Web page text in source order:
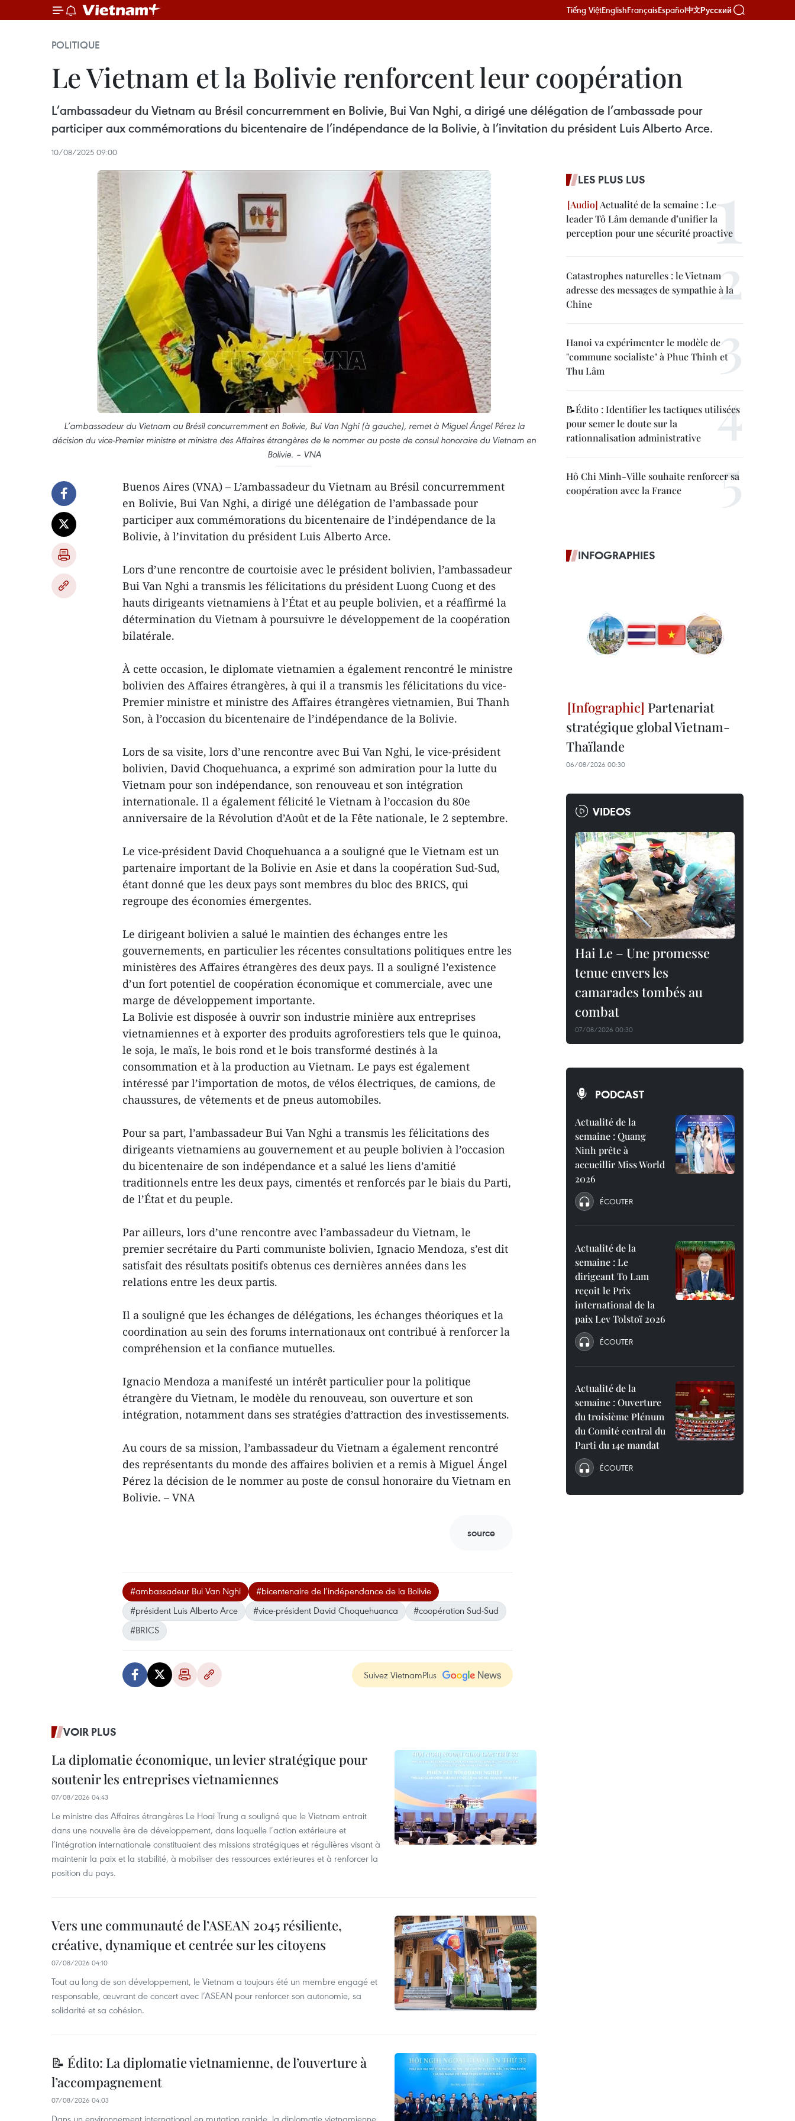
Tiếng ViệtEnglishFrançaisEspañol中文Русский
POLITIQUE
Le Vietnam et la Bolivie renforcent leur coopération
L’ambassadeur du Vietnam au Brésil concurremment en Bolivie, Bui Van Nghi, a dirigé une délégation de l’ambassade pour
participer aux commémorations du bicentenaire de l’indépendance de la Bolivie, à l’invitation du président Luis Alberto Arce.
10/08/2025 09:00
L’ambassadeur du Vietnam au Brésil concurremment en Bolivie, Bui Van Nghi (à gauche), remet à Miguel Ángel Pérez la
décision du vice-Premier ministre et ministre des Affaires étrangères de le nommer au poste de consul honoraire du Vietnam en
Bolivie. – VNA
Buenos Aires (VNA) – L’ambassadeur du Vietnam au Brésil concurremment
en Bolivie, Bui Van Nghi, a dirigé une délégation de l’ambassade pour
participer aux commémorations du bicentenaire de l’indépendance de la
Bolivie, à l’invitation du président Luis Alberto Arce.
Lors d’une rencontre de courtoisie avec le président bolivien, l’ambassadeur
Bui Van Nghi a transmis les félicitations du président Luong Cuong et des
hauts dirigeants vietnamiens à l’État et au peuple bolivien, et a réaffirmé la
détermination du Vietnam à poursuivre le développement de la coopération
bilatérale.
À cette occasion, le diplomate vietnamien a également rencontré le ministre
bolivien des Affaires étrangères, à qui il a transmis les félicitations du vice-
Premier ministre et ministre des Affaires étrangères vietnamien, Bui Thanh
Son, à l’occasion du bicentenaire de l’indépendance de la Bolivie.
Lors de sa visite, lors d’une rencontre avec Bui Van Nghi, le vice-président
bolivien, David Choquehuanca, a exprimé son admiration pour la lutte du
Vietnam pour son indépendance, son renouveau et son intégration
internationale. Il a également félicité le Vietnam à l’occasion du 80e
anniversaire de la Révolution d’Août et de la Fête nationale, le 2 septembre.
Le vice-président David Choquehuanca a a souligné que le Vietnam est un
partenaire important de la Bolivie en Asie et dans la coopération Sud-Sud,
étant donné que les deux pays sont membres du bloc des BRICS, qui
regroupe des économies émergentes.
Le dirigeant bolivien a salué le maintien des échanges entre les
gouvernements, en particulier les récentes consultations politiques entre les
ministères des Affaires étrangères des deux pays. Il a souligné l’existence
d’un fort potentiel de coopération économique et commerciale, avec une
marge de développement importante.
La Bolivie est disposée à ouvrir son industrie minière aux entreprises
vietnamiennes et à exporter des produits agroforestiers tels que le quinoa,
le soja, le maïs, le bois rond et le bois transformé destinés à la
consommation et à la production au Vietnam. Le pays est également
intéressé par l’importation de motos, de vélos électriques, de camions, de
chaussures, de vêtements et de pneus automobiles.
Pour sa part, l’ambassadeur Bui Van Nghi a transmis les félicitations des
dirigeants vietnamiens au gouvernement et au peuple bolivien à l’occasion
du bicentenaire de son indépendance et a salué les liens d’amitié
traditionnels entre les deux pays, cimentés et renforcés par le biais du Parti,
de l’État et du peuple.
Par ailleurs, lors d’une rencontre avec l’ambassadeur du Vietnam, le
premier secrétaire du Parti communiste bolivien, Ignacio Mendoza, s’est dit
satisfait des résultats positifs obtenus ces dernières années dans les
relations entre les deux partis.
Il a souligné que les échanges de délégations, les échanges théoriques et la
coordination au sein des forums internationaux ont contribué à renforcer la
compréhension et la confiance mutuelles.
Ignacio Mendoza a manifesté un intérêt particulier pour la politique
étrangère du Vietnam, le modèle du renouveau, son ouverture et son
intégration, notamment dans ses stratégies d’attraction des investissements.
Au cours de sa mission, l’ambassadeur du Vietnam a également rencontré
des représentants du monde des affaires bolivien et a remis à Miguel Ángel
Pérez la décision de le nommer au poste de consul honoraire du Vietnam en
Bolivie. – VNA
source
#ambassadeur Bui Van Nghi
#bicentenaire de l’indépendance de la Bolivie
#président Luis Alberto Arce
#vice-président David Choquehuanca
#coopération Sud-Sud
#BRICS
Suivez VietnamPlus
VOIR PLUS
La diplomatie économique, un levier stratégique pour
soutenir les entreprises vietnamiennes
07/08/2026 04:43
Le ministre des Affaires étrangères Le Hoai Trung a souligné que le Vietnam entrait
dans une nouvelle ère de développement, dans laquelle l’action extérieure et
l’intégration internationale constituaient des missions stratégiques et régulières visant à
maintenir la paix et la stabilité, à mobiliser des ressources extérieures et à renforcer la
position du pays.
Vers une communauté de l’ASEAN 2045 résiliente,
créative, dynamique et centrée sur les citoyens
07/08/2026 04:10
Tout au long de son développement, le Vietnam a toujours été un membre engagé et
responsable, œuvrant de concert avec l’ASEAN pour renforcer son autonomie, sa
solidarité et sa cohésion.
📝 Édito: La diplomatie vietnamienne, de l’ouverture à
l’accompagnement
07/08/2026 04:03
Dans un environnement international en mutation rapide, la diplomatie vietnamienne
LES PLUS LUS
Actualité de la semaine : Le
leader Tô Lâm demande d’unifier la
perception pour une sécurité proactive
Catastrophes naturelles : le Vietnam
adresse des messages de sympathie à la
Chine
Hanoi va expérimenter le modèle de
"commune socialiste" à Phuc Thinh et
Thu Lâm
📝Édito : Identifier les tactiques utilisées
pour semer le doute sur la
rationnalisation administrative
Hô Chi Minh-Ville souhaite renforcer sa
coopération avec la France
INFOGRAPHIES
Partenariat
stratégique global Vietnam-
Thaïlande
06/08/2026 00:30
VIDEOS
Hai Le – Une promesse
tenue envers les
camarades tombés au
combat
07/08/2026 00:30
PODCAST
Actualité de la
semaine : Quang
Ninh prête à
accueillir Miss World
2026
ÉCOUTER
Actualité de la
semaine : Le
dirigeant To Lam
reçoit le Prix
international de la
paix Lev Tolstoï 2026
ÉCOUTER
Actualité de la
semaine : Ouverture
du troisième Plénum
du Comité central du
Parti du 14e mandat
ÉCOUTER